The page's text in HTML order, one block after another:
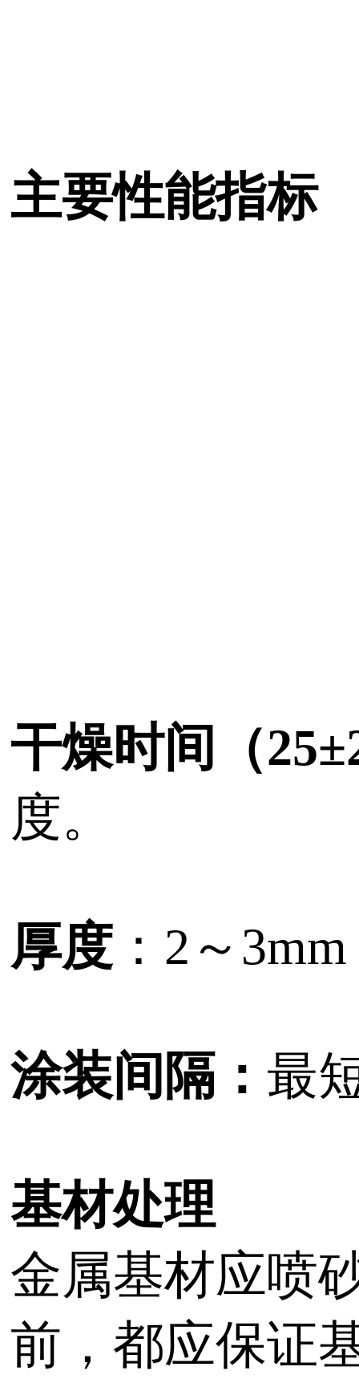
主要性能指标
干燥时间（
度。
厚度 ：2～
涂装间隔 ： 最
基材处理
金属基材应喷
前，都应保证